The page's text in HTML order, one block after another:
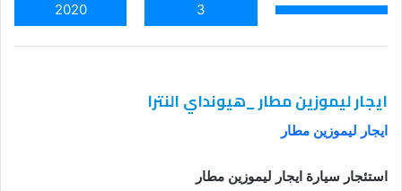
3
2020
ايجار ليموزين مطار _هيونداي النترا
ايجار ليموزين مطار
استئجار سيارة ايجار ليموزين مطار